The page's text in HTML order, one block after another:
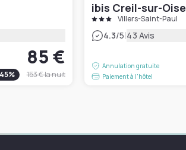
85 €
45% 153 €la nuit
ibis Creil-sur-Oise
Villers-Saint-Paul
4.3/5|43 Avis
Annulation gratuite
Paiement à l'hôtel